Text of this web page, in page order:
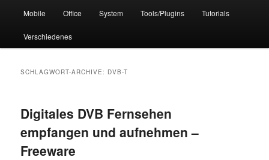
Mobile Office System Tools/Plugins Tutorials
Verschiedenes
SCHLAGWORT-ARCHIVE: DVB-T
Digitales DVB Fernsehen
empfangen und aufnehmen –
Freeware